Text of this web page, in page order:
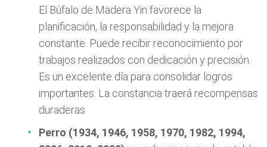
El Búfalo de Madera Yin favorece la
planificación, la responsabilidad y la mejora
constante. Puede recibir reconocimiento por
trabajos realizados con dedicación y precisión.
Es un excelente día para consolidar logros
importantes. La constancia traerá recompensas
duraderas
Perro (1934, 1946, 1958, 1970, 1982, 1994,